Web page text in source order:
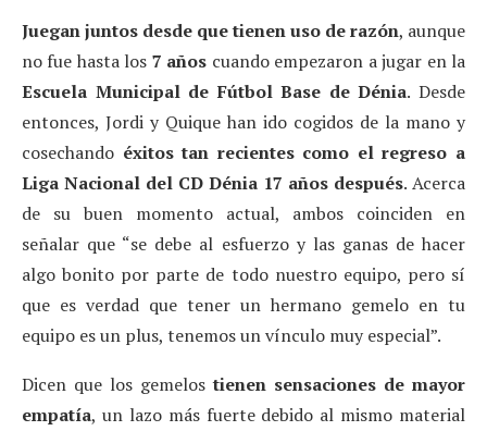
Juegan juntos desde que tienen uso de razón, aunque
no fue hasta los 7 años cuando empezaron a jugar en la
Escuela Municipal de Fútbol Base de Dénia. Desde
entonces, Jordi y Quique han ido cogidos de la mano y
cosechando éxitos tan recientes como el regreso a
Liga Nacional del CD Dénia 17 años después. Acerca
de su buen momento actual, ambos coinciden en
señalar que “se debe al esfuerzo y las ganas de hacer
algo bonito por parte de todo nuestro equipo, pero sí
que es verdad que tener un hermano gemelo en tu
equipo es un plus, tenemos un vínculo muy especial”.
Dicen que los gemelostienen sensaciones de mayor
empatía, un lazo más fuerte debido al mismo material